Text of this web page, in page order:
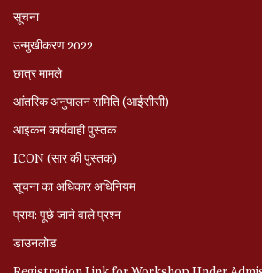
सूचना
उन्मुखीकरण 2022
छात्र मामले
आंतरिक अनुपालन समिति (आईसीसी)
आइकन कार्यवाही पुस्तक
ICON (सार की पुस्तक)
सूचना का अधिकार अधिनियम
प्राय: पूछे जाने वाले प्रश्‍न
डाउनलोड